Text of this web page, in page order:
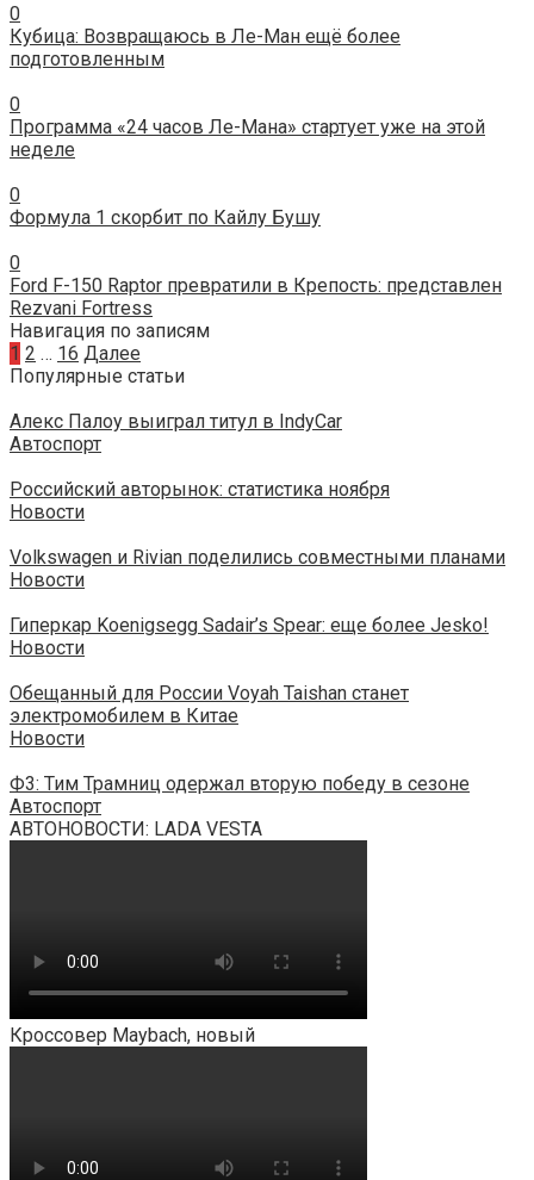
0
Кубица: Возвращаюсь в Ле-Ман ещё более
подготовленным
0
Программа «24 часов Ле-Мана» стартует уже на этой
неделе
0
Формула 1 скорбит по Кайлу Бушу
0
Ford F-150 Raptor превратили в Крепость: представлен
Rezvani Fortress
Навигация по записям
1 2 … 16 Далее
Популярные статьи
Алекс Палоу выиграл титул в IndyCar
Автоспорт
Российский авторынок: статистика ноября
Новости
Volkswagen и Rivian поделились совместными планами
Новости
Гиперкар Koenigsegg Sadair’s Spear: еще более Jesko!
Новости
Обещанный для России Voyah Taishan станет
электромобилем в Китае
Новости
Ф3: Тим Трамниц одержал вторую победу в сезоне
Автоспорт
АВТОНОВОСТИ: LADA VESTA
Кроссовер Maybach, новый